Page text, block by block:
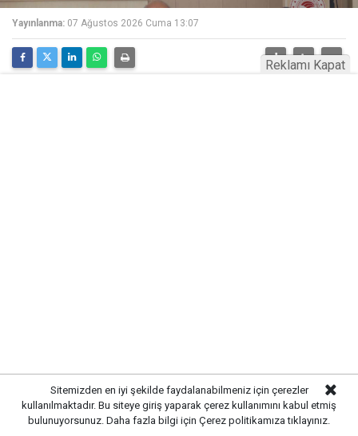
Yayınlanma: 07 Ağustos 2026 Cuma 13:07
Sitemizden en iyi şekilde faydalanabilmeniz için çerezler
kullanılmaktadır. Bu siteye giriş yaparak çerez kullanımını kabul etmiş
bulunuyorsunuz. Daha fazla bilgi için Çerez politikamıza tıklayınız.
Reklamı Kapat